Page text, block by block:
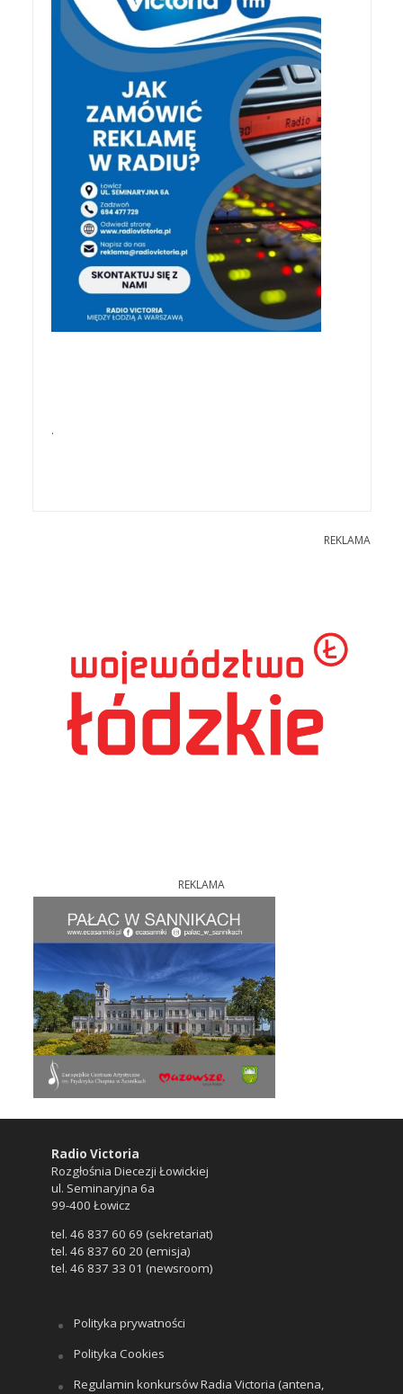
.
REKLAMA
REKLAMA
Radio Victoria
Rozgłośnia Diecezji Łowickiej
ul. Seminaryjna 6a
99-400 Łowicz
tel. 46 837 60 69 (sekretariat)
tel. 46 837 60 20 (emisja)
tel. 46 837 33 01 (newsroom)
Polityka prywatności
Polityka Cookies
Regulamin konkursów Radia Victoria (antena,